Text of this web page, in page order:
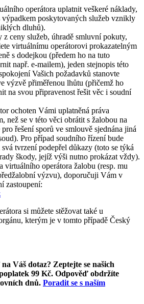
operátora uplatnit veškeré náklady,
poskytovaných služeb vznikly
dluhů).
ceny služeb, úhradě smluvní pokuty,
virtuálnímu operátorovi prokazatelným
s dodejkou (předem ho na tuto
např. e-mailem), jeden stejnopis této
Vašich požadavků stanovte
výzvě přiměřenou lhůtu (přičemž ho
na svou připravenost řešit věc i soudní
ochoten Vámi uplatněná práva
než se v této věci obrátit s žalobou na
řešení sporů ve smlouvě sjednána jiná
Pro případ soudního řízení bude
tvrzení podepřel důkazy (toto se týká
škody, jejíž výši nutno prokázat vždy).
virtuálního operátora žalobu (resp. mu
výzvu), doporučuji Vám v
zastoupení:
si můžete stěžovat také u
kterým je v tomto případě Český
Váš dotaz? Zeptejte se našich
99 Kč. Odpověď obdržíte
dnů. Poradit se s naším